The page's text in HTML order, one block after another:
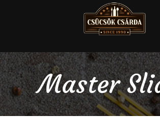
Master